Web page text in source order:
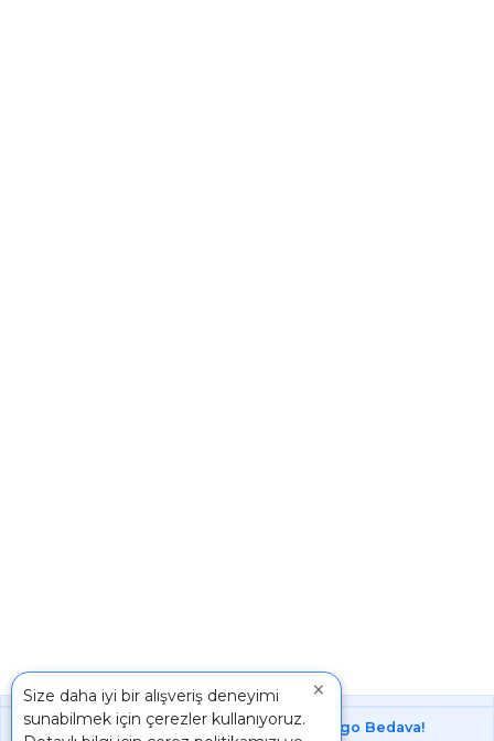
×
Size daha iyi bir alışveriş deneyimi
sunabilmek için çerezler kullanıyoruz.
1000 ₺ Üstünde Bu Üründe Kargo Bedava!